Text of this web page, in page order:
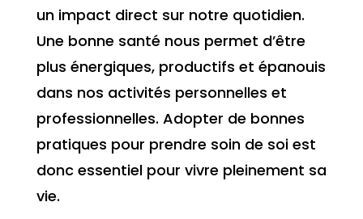
un impact direct sur notre quotidien.
Une bonne santé nous permet d’être
plus énergiques, productifs et épanouis
dans nos activités personnelles et
professionnelles. Adopter de bonnes
pratiques pour prendre soin de soi est
donc essentiel pour vivre pleinement sa
vie.